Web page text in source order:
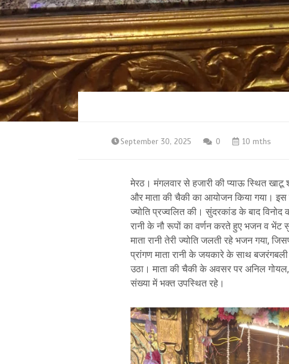
September 30, 2025 0 10 mths
मेरठ। मंगलवार से हजारी की प्याऊ स्थित खाटू
और माता की चैकी का आयोजन किया गया। इस
ज्योति प्रज्वलित की। सुंदरकांड के बाद विनोद
रानी के नौ रूपों का वर्णन करते हुए भजन व
माता रानी तेरी ज्योति जलती रहे भजन गया,
प्रांगण माता रानी के जयकारे के साथ
उठा। माता की चैकी के अवसर पर अनिल
संख्या में भक्त उपस्थित रहे।